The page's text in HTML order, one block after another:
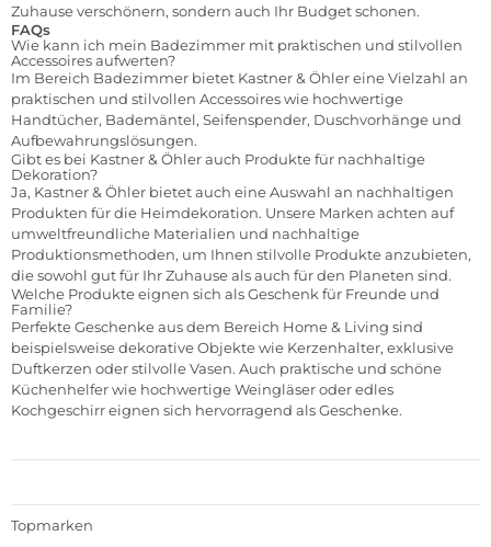
Zuhause verschönern, sondern auch Ihr Budget schonen.
FAQs
Wie kann ich mein Badezimmer mit praktischen und stilvollen
Accessoires aufwerten?
Im Bereich Badezimmer bietet Kastner & Öhler eine Vielzahl an
praktischen und stilvollen Accessoires wie hochwertige
Handtücher, Bademäntel, Seifenspender, Duschvorhänge und
Aufbewahrungslösungen.
Gibt es bei Kastner & Öhler auch Produkte für nachhaltige
Dekoration?
Ja, Kastner & Öhler bietet auch eine Auswahl an nachhaltigen
Produkten für die Heimdekoration. Unsere Marken achten auf
umweltfreundliche Materialien und nachhaltige
Produktionsmethoden, um Ihnen stilvolle Produkte anzubieten,
die sowohl gut für Ihr Zuhause als auch für den Planeten sind.
Welche Produkte eignen sich als Geschenk für Freunde und
Familie?
Perfekte Geschenke aus dem Bereich Home & Living sind
beispielsweise dekorative Objekte wie Kerzenhalter, exklusive
Duftkerzen oder stilvolle Vasen. Auch praktische und schöne
Küchenhelfer wie hochwertige Weingläser oder edles
Kochgeschirr eignen sich hervorragend als Geschenke.
Topmarken